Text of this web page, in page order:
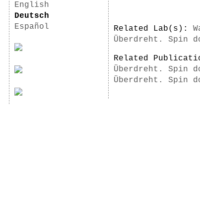
English
Deutsch
Español
Related Lab(s):
Überdreht. Spin
Related
Überdreht. Spin
Überdreht. Spin